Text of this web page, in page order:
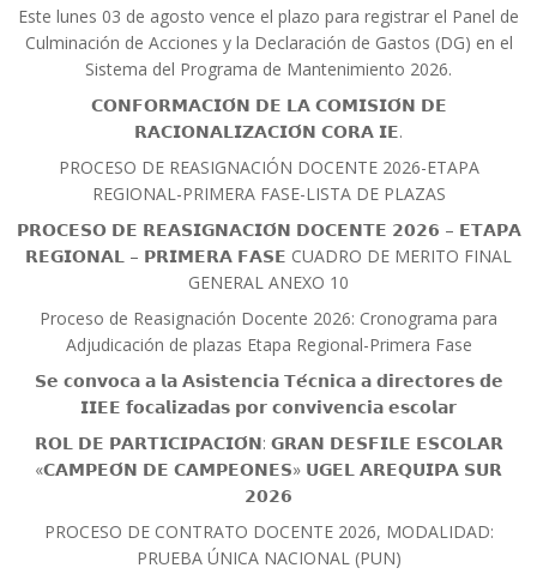
Este lunes 03 de agosto vence el plazo para registrar el Panel de
Culminación de Acciones y la Declaración de Gastos (DG) en el
Sistema del Programa de Mantenimiento 2026.
𝗖𝗢𝗡𝗙𝗢𝗥𝗠𝗔𝗖𝗜𝗢́𝗡 𝗗𝗘 𝗟𝗔 𝗖𝗢𝗠𝗜𝗦𝗜𝗢́𝗡 𝗗𝗘
𝗥𝗔𝗖𝗜𝗢𝗡𝗔𝗟𝗜𝗭𝗔𝗖𝗜𝗢́𝗡 𝗖𝗢𝗥𝗔 𝗜𝗘.
PROCESO DE REASIGNACIÓN DOCENTE 2026-ETAPA
REGIONAL-PRIMERA FASE-LISTA DE PLAZAS
𝗣𝗥𝗢𝗖𝗘𝗦𝗢 𝗗𝗘 𝗥𝗘𝗔𝗦𝗜𝗚𝗡𝗔𝗖𝗜𝗢́𝗡 𝗗𝗢𝗖𝗘𝗡𝗧𝗘 𝟮𝟬𝟮𝟲 – 𝗘𝗧𝗔𝗣𝗔
𝗥𝗘𝗚𝗜𝗢𝗡𝗔𝗟 – 𝗣𝗥𝗜𝗠𝗘𝗥𝗔 𝗙𝗔𝗦𝗘 CUADRO DE MERITO FINAL
GENERAL ANEXO 10
Proceso de Reasignación Docente 2026: Cronograma para
Adjudicación de plazas Etapa Regional-Primera Fase
𝗦𝗲 𝗰𝗼𝗻𝘃𝗼𝗰𝗮 𝗮 𝗹𝗮 𝗔𝘀𝗶𝘀𝘁𝗲𝗻𝗰𝗶𝗮 𝗧𝗲́𝗰𝗻𝗶𝗰𝗮 𝗮 𝗱𝗶𝗿𝗲𝗰𝘁𝗼𝗿𝗲𝘀 𝗱𝗲
𝗜𝗜𝗘𝗘 𝗳𝗼𝗰𝗮𝗹𝗶𝘇𝗮𝗱𝗮𝘀 𝗽𝗼𝗿 𝗰𝗼𝗻𝘃𝗶𝘃𝗲𝗻𝗰𝗶𝗮 𝗲𝘀𝗰𝗼𝗹𝗮𝗿
𝗥𝗢𝗟 𝗗𝗘 𝗣𝗔𝗥𝗧𝗜𝗖𝗜𝗣𝗔𝗖𝗜𝗢́𝗡: 𝗚𝗥𝗔𝗡 𝗗𝗘𝗦𝗙𝗜𝗟𝗘 𝗘𝗦𝗖𝗢𝗟𝗔𝗥
«𝗖𝗔𝗠𝗣𝗘𝗢́𝗡 𝗗𝗘 𝗖𝗔𝗠𝗣𝗘𝗢𝗡𝗘𝗦» 𝗨𝗚𝗘𝗟 𝗔𝗥𝗘𝗤𝗨𝗜𝗣𝗔 𝗦𝗨𝗥
𝟮𝟬𝟮𝟲
PROCESO DE CONTRATO DOCENTE 2026, MODALIDAD:
PRUEBA ÚNICA NACIONAL (PUN)